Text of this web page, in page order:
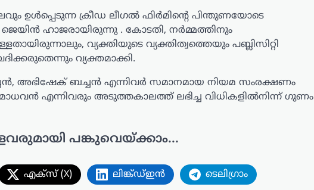
ഉൾപ്പെടുന്ന ക്രീഡ ലീഗൽ ഫിർമിന്റെ പിന്തുണയോടെ
ഹാജരായിരുന്നു . കോടതി, നർമ്മത്തിനും
വ്യക്തിയുടെ വ്യക്തിത്വത്തെയും പബ്ലിസിറ്റി
വ്യക്തമാക്കി.
അഭിഷേക് ബച്ചൻ എന്നിവർ സമാനമായ നിയമ സംരക്ഷണം
എന്നിവരും അടുത്തകാലത്ത് ലഭിച്ച വിധികളിൽനിന്ന് ഗുണം
പങ്കുവെയ്ക്കാം...
എക്സ് (X) ലിങ്ക്ഡ്ഇൻ ടെലിഗ്രാം